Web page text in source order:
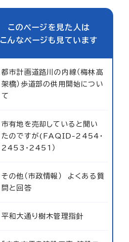
このページを見た人は
こんなページも見ています
都市計画道路川の内線（梅林高
架橋）歩道部の供用開始につい
て
市有地を売却していると聞い
たのですが(FAQID-2454・
2453・2451）
その他（市政情報） よくある質
問と回答
平和大通り樹木管理指針